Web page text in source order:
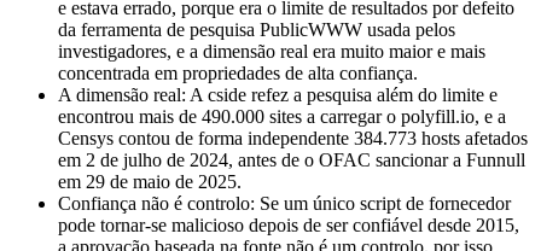
e estava errado, porque era o limite de resultados por defeito
da ferramenta de pesquisa PublicWWW usada pelos
investigadores, e a dimensão real era muito maior e mais
concentrada em propriedades de alta confiança.
A dimensão real: A cside refez a pesquisa além do limite e
encontrou mais de 490.000 sites a carregar o polyfill.io, e a
Censys contou de forma independente 384.773 hosts afetados
em 2 de julho de 2024, antes de o OFAC sancionar a Funnull
em 29 de maio de 2025.
Confiança não é controlo: Se um único script de fornecedor
pode tornar-se malicioso depois de ser confiável desde 2015,
a aprovação baseada na fonte não é um controlo, por isso